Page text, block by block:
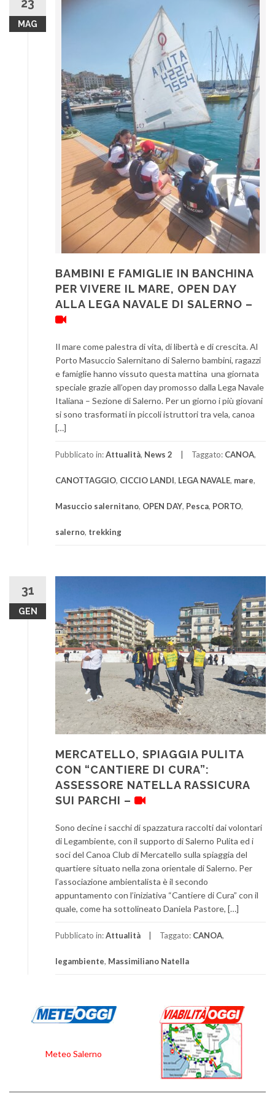
MAG
BAMBINI E FAMIGLIE IN BANCHINA
PER VIVERE IL MARE, OPEN DAY
ALLA LEGA NAVALE DI SALERNO –
Il mare come palestra di vita, di libertà e di crescita. Al
Porto Masuccio Salernitano di Salerno bambini, ragazzi
e famiglie hanno vissuto questa mattina una giornata
speciale grazie all’open day promosso dalla Lega Navale
Italiana – Sezione di Salerno. Per un giorno i più giovani
si sono trasformati in piccoli istruttori tra vela, canoa
[…]
Pubblicato in:Attualità, News 2 Taggato: CANOA,
CANOTTAGGIO, CICCIO LANDI, LEGA NAVALE, mare,
Masuccio salernitano, OPEN DAY, Pesca, PORTO,
salerno, trekking
31
GEN
MERCATELLO, SPIAGGIA PULITA
CON “CANTIERE DI CURA”:
ASSESSORE NATELLA RASSICURA
SUI PARCHI –
Sono decine i sacchi di spazzatura raccolti dai volontari
di Legambiente, con il supporto di Salerno Pulita ed i
soci del Canoa Club di Mercatello sulla spiaggia del
quartiere situato nella zona orientale di Salerno. Per
l’associazione ambientalista è il secondo
appuntamento con l’iniziativa “Cantiere di Cura” con il
quale, come ha sottolineato Daniela Pastore, […]
Pubblicato in:Attualità Taggato: CANOA,
legambiente, Massimiliano Natella
Meteo Salerno